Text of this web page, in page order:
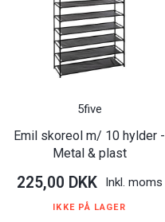
5five
Emil skoreol m/ 10 hylder -
Metal & plast
225,00 DKK Inkl. moms
IKKE PÅ LAGER